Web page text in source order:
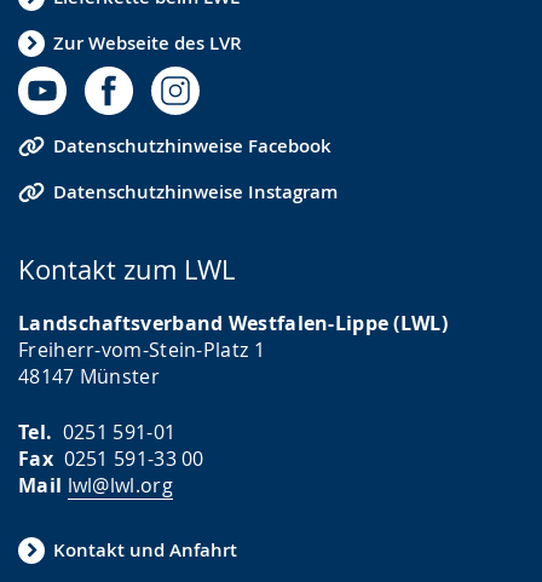
Zur Webseite des LVR
Datenschutzhinweise Facebook
Datenschutzhinweise Instagram
Kontakt zum LWL
Landschaftsverband Westfalen-Lippe (LWL)
Freiherr-vom-Stein-Platz 1
48147 Münster
Tel. 0251 591-01
Fax0251 591-33 00
Mail lwl@lwl.org
Kontakt und Anfahrt